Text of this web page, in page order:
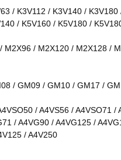
/ K3V112 / K3V140 /
/ K5V160 / K5V180 /
/ M2X120 / M2X128 /
/ GM09 / GM10 / GM17 /
/ A4VS56 / A4VSO71
/ A4VG90 / A4VG125 /
/ A4V250